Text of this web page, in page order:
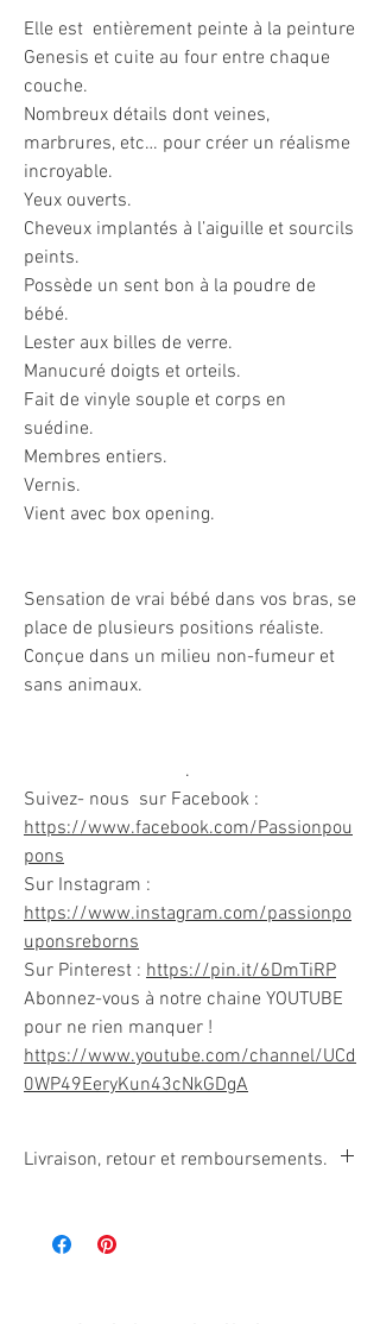
Elle est entièrement peinte à la peinture
Genesis et cuite au four entre chaque
couche.
Nombreux détails dont veines,
marbrures, etc… pour créer un réalisme
incroyable.
Yeux ouverts.
Cheveux implantés à l’aiguille et sourcils
peints.
Possède un sent bon à la poudre de
bébé.
Lester aux billes de verre.
Manucuré doigts et orteils.
Fait de vinyle souple et corps en
suédine.
Membres entiers.
Vernis.
Vient avec box opening.
Sensation de vrai bébé dans vos bras, se
place de plusieurs positions réaliste.
Conçue dans un milieu non-fumeur et
sans animaux.
.
Suivez- nous sur Facebook :
https://www.facebook.com/Passionpou
pons
Sur Instagram :
https://www.instagram.com/passionpo
uponsreborns
Sur Pinterest : https://pin.it/6DmTiRP
Abonnez-vous à notre chaine YOUTUBE
pour ne rien manquer !
https://www.youtube.com/channel/UCd
0WP49EeryKun43cNkGDgA
Livraison, retour et remboursements.
cigarette, par une manipulation inadéquate, par